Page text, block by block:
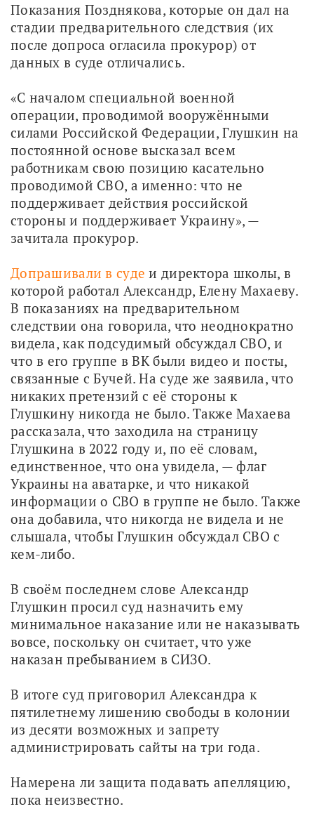
Показания Позднякова, которые он дал на
стадии предварительного следствия (их
после допроса огласила прокурор) от
данных в суде отличались.
«С началом специальной военной
операции, проводимой вооружёнными
силами Российской Федерации, Глушкин на
постоянной основе высказал всем
работникам свою позицию касательно
проводимой СВО, а именно: что не
поддерживает действия российской
стороны и поддерживает Украину», —
зачитала прокурор.
Допрашивали в суде и директора школы, в
которой работал Александр, Елену Махаеву.
В показаниях на предварительном
следствии она говорила, что неоднократно
видела, как подсудимый обсуждал СВО, и
что в его группе в ВК были видео и посты,
связанные с Бучей. На суде же заявила, что
никаких претензий с её стороны к
Глушкину никогда не было. Также Махаева
рассказала, что заходила на страницу
Глушкина в 2022 году и, по её словам,
единственное, что она увидела, — флаг
Украины на аватарке, и что никакой
информации о СВО в группе не было. Также
она добавила, что никогда не видела и не
слышала, чтобы Глушкин обсуждал СВО с
кем-либо.
В своём последнем слове Александр
Глушкин просил суд назначить ему
минимальное наказание или не наказывать
вовсе, поскольку он считает, что уже
наказан пребыванием в СИЗО.
В итоге суд приговорил Александра к
пятилетнему лишению свободы в колонии
из десяти возможных и запрету
администрировать сайты на три года.
Намерена ли защита подавать апелляцию,
пока неизвестно.